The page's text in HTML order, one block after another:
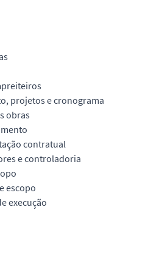
projetos e cronograma
obras
contratual
e controladoria
escopo
execução